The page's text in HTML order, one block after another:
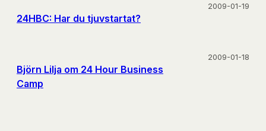
24HBC: Har du tjuvstartat?
2009-01-19
Björn Lilja om 24 Hour Business
Camp
2009-01-18